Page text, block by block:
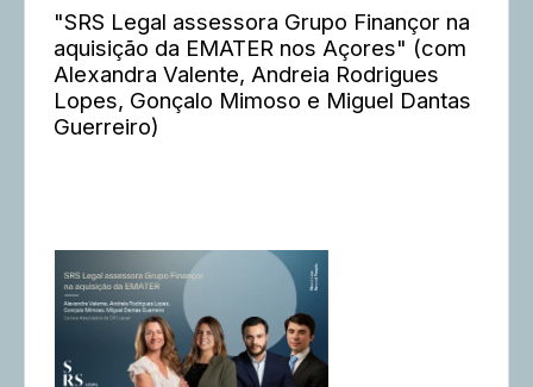
"SRS Legal assessora Grupo Finançor na
aquisição da EMATER nos Açores" (com
Alexandra Valente, Andreia Rodrigues
Lopes, Gonçalo Mimoso e Miguel Dantas
Guerreiro)